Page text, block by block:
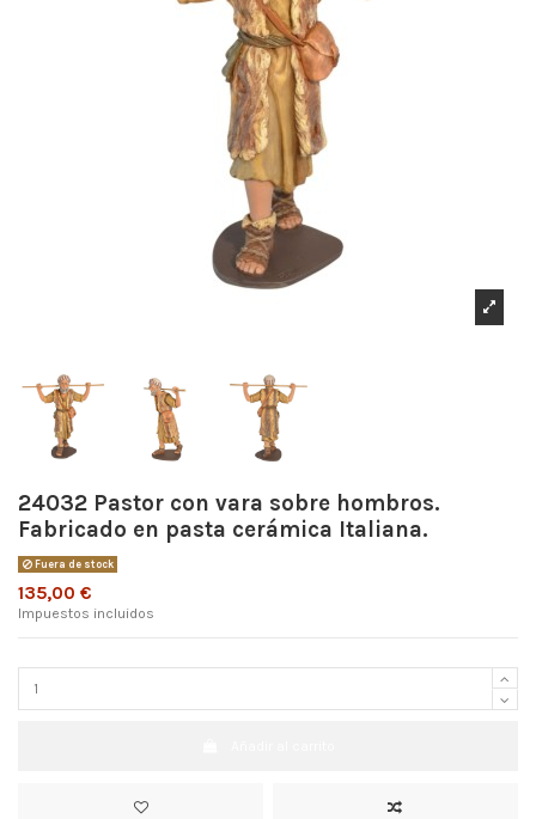
24032 Pastor con vara sobre hombros.
Fabricado en pasta cerámica Italiana.
Fuera de stock
135,00 €
Impuestos incluidos